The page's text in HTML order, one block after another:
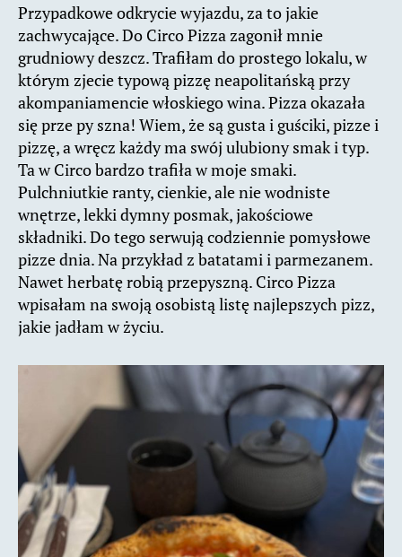
Przypadkowe odkrycie wyjazdu, za to jakie
zachwycające. Do Circo Pizza zagonił mnie
grudniowy deszcz. Trafiłam do prostego lokalu, w
którym zjecie typową pizzę neapolitańską przy
akompaniamencie włoskiego wina. Pizza okazała
się prze py szna! Wiem, że są gusta i guściki, pizze i
pizzę, a wręcz każdy ma swój ulubiony smak i typ.
Ta w Circo bardzo trafiła w moje smaki.
Pulchniutkie ranty, cienkie, ale nie wodniste
wnętrze, lekki dymny posmak, jakościowe
składniki. Do tego serwują codziennie pomysłowe
pizze dnia. Na przykład z batatami i parmezanem.
Nawet herbatę robią przepyszną. Circo Pizza
wpisałam na swoją osobistą listę najlepszych pizz,
jakie jadłam w życiu.